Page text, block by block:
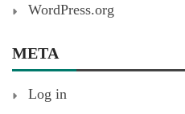
WordPress.org
META
Log in